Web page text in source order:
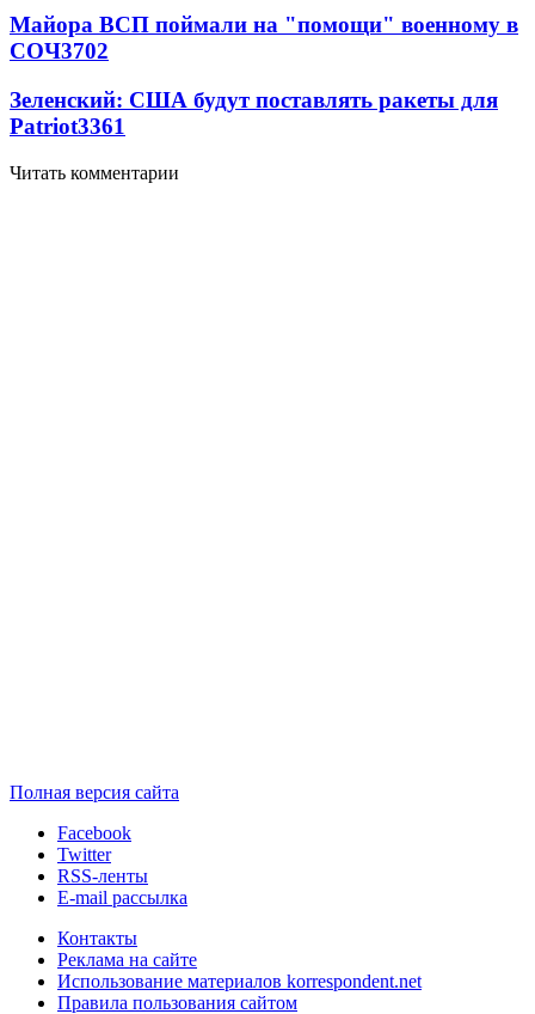
Майора ВСП поймали на "помощи" военному в
СОЧ3702
Зеленский: США будут поставлять ракеты для
Patriot3361
Читать комментарии
Полная версия сайта
Facebook
Twitter
RSS-ленты
E-mail рассылка
Контакты
Реклама на сайте
Использование материалов korrespondent.net
Правила пользования сайтом